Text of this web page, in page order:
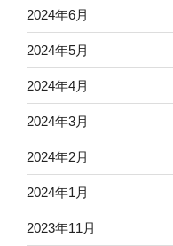
2024年6月
2024年5月
2024年4月
2024年3月
2024年2月
2024年1月
2023年11月